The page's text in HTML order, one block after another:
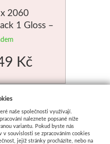
2060
1 Gloss –
Kč
naše společnosti využívají.
naleznete popsané níže
variantu. Pokud byste nás
souvislosti se zpracováním cookies
jejíž stránky procházíte, nebo na